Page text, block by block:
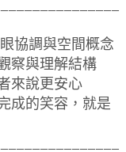
協調與空間概念
察與理解結構
來說更安心
成的笑容，就是